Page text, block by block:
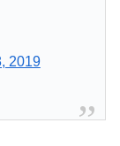
2019